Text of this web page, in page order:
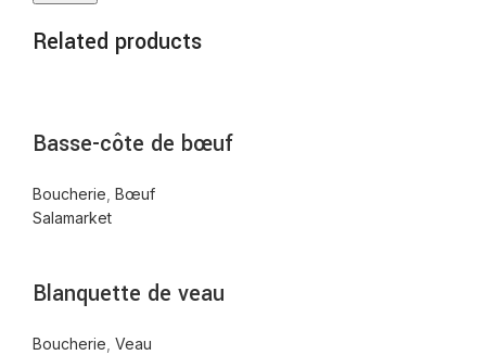
Related products
Basse-côte de bœuf
Boucherie Bœuf
Salamarket
Blanquette de veau
Boucherie Veau